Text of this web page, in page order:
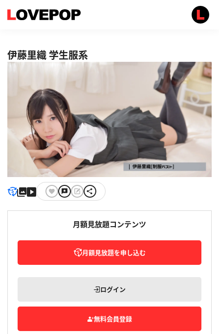
伊藤里織 学生服系
月額見放題コンテンツ
月額見放題を申し込む
ログイン
無料会員登録